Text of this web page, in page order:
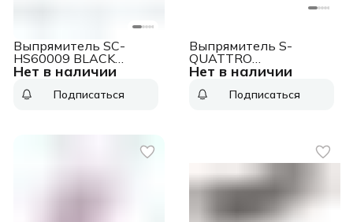
Нет в наличии
Выпрямитель SC-
HS60009 BLACK
SCARLETT
Подписаться
Нет в наличии
Выпрямитель S-
QUATTRO
TOURMALINE GA.MA
Подписаться